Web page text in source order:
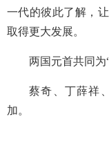
一代的彼此了解，
取得更大发展。
两国元首共同为
蔡奇、丁薛祥
加。